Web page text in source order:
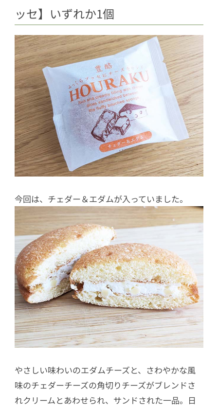
ッセ】いずれか1個
今回は、チェダー＆エダムが入っていました。
やさしい味わいのエダムチーズと、さわやかな風
味のチェダーチーズの角切りチーズがブレンドさ
れクリームとあわせられ、サンドされた一品。日